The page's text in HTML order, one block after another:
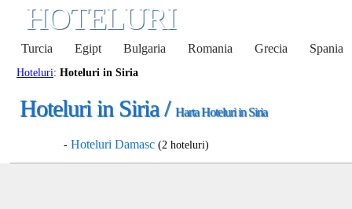
HOTELURI
Turcia Egipt Bulgaria Romania Grecia Spania
Hoteluri: Hoteluri in Siria
Hoteluri in Siria / Harta Hoteluri in Siria
- Hoteluri Damasc (2 hoteluri)